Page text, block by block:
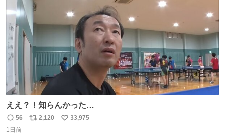
数
ええ？！知らんかった…
返
信
56
リ
2,120
い
33,975
1日前